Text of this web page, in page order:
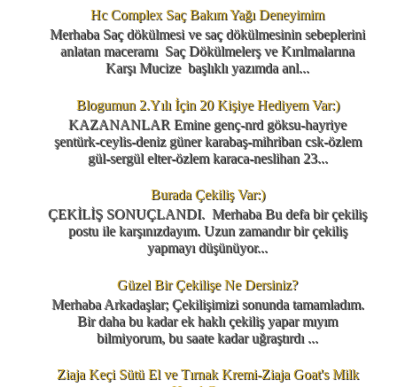
Hc Complex Saç Bakım Yağı Deneyimim
Merhaba Saç dökülmesi ve saç dökülmesinin sebeplerini
anlatan maceramı Saç Dökülmelerş ve Kırılmalarına
Karşı Mucize başlıklı yazımda anl...
Blogumun 2.Yılı İçin 20 Kişiye Hediyem Var:)
KAZANANLAR Emine genç-nrd göksu-hayriye
şentürk-ceylis-deniz güner karabaş-mihriban csk-özlem
gül-sergül elter-özlem karaca-neslihan 23...
Burada Çekiliş Var:)
ÇEKİLİŞ SONUÇLANDI. Merhaba Bu defa bir çekiliş
postu ile karşınızdayım. Uzun zamandır bir çekiliş
yapmayı düşünüyor...
Güzel Bir Çekilişe Ne Dersiniz?
Merhaba Arkadaşlar; Çekilişimizi sonunda tamamladım.
Bir daha bu kadar ek haklı çekiliş yapar mıyım
bilmiyorum, bu saate kadar uğraştırdı ...
Ziaja Keçi Sütü El ve Tırnak Kremi-Ziaja Goat's Milk